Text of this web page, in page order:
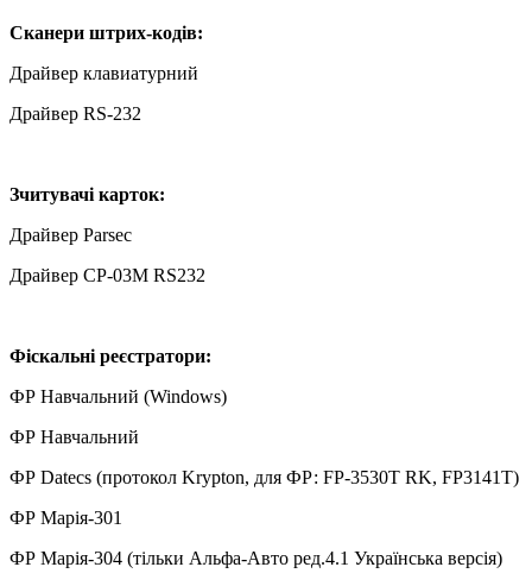
Сканери штрих-кодів:
Драйвер клавиатурний
Драйвер RS-232
Зчитувачі карток:
Драйвер Parsec
Драйвер CP-03M RS232
Фіскальні реєстратори:
ФР Навчальний (Windows)
ФР Навчальний
ФР Datecs (протокол Krypton, для ФР: FP-3530T RK, FP3141T)
ФР Марія-301
ФР Марія-304 (тільки Альфа-Авто ред.4.1 Українська версія)